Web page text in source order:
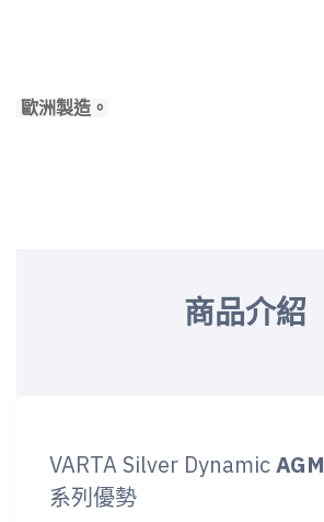
歐洲製造。
商品介紹
VARTA Silver DynamicAGM
系列優勢